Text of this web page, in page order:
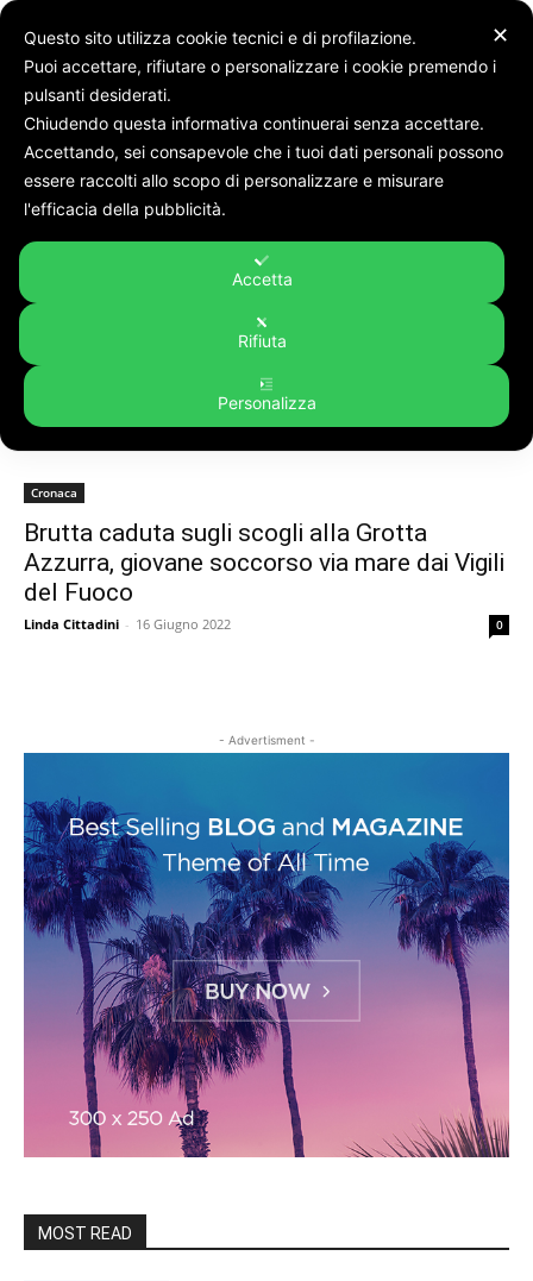
Grotta azzurra
Tag:grotta azzurra
Cronaca
Brutta caduta sugli scogli alla Grotta
Azzurra, giovane soccorso via mare dai Vigili
del Fuoco
Linda Cittadini - 16 Giugno 2022 0
- Advertisment -
MOST READ
✕
Questo sito utilizza cookie tecnici e di profilazione.
Puoi accettare, rifiutare o personalizzare i cookie premendo i
pulsanti desiderati.
Chiudendo questa informativa continuerai senza accettare.
Accettando, sei consapevole che i tuoi dati personali possono
essere raccolti allo scopo di personalizzare e misurare
l'efficacia della pubblicità.
Accetta
Rifiuta
Personalizza